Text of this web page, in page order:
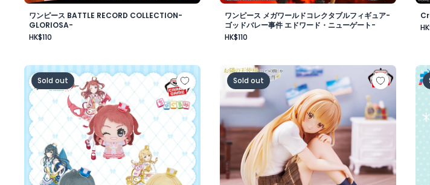
ワンピース BATTLE RECORD COLLECTION-
GLORIOSA-
HK$110
ワンピース メガワールドコレクタブルフィギュア-
ゴッドバレー事件 エドワード・ニューゲート-
HK$110
学園アイドルマスター ちびぐるみ～ジョイフルマーチング～vol.1
Sold out
お隣の天使様にいつの間にか駄目人間にされて
Sold out
ポ